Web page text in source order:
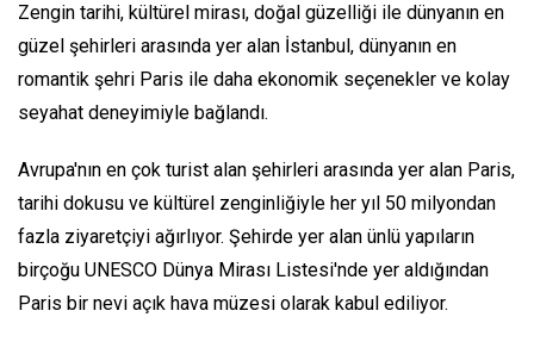
Zengin tarihi, kültürel mirası, doğal güzelliği ile dünyanın en
güzel şehirleri arasında yer alan İstanbul, dünyanın en
romantik şehri Paris ile daha ekonomik seçenekler ve kolay
seyahat deneyimiyle bağlandı.
Avrupa'nın en çok turist alan şehirleri arasında yer alan Paris,
tarihi dokusu ve kültürel zenginliğiyle her yıl 50 milyondan
fazla ziyaretçiyi ağırlıyor. Şehirde yer alan ünlü yapıların
birçoğu UNESCO Dünya Mirası Listesi'nde yer aldığından
Paris bir nevi açık hava müzesi olarak kabul ediliyor.